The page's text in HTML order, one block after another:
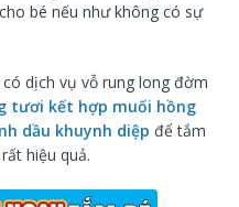
bé nếu như không có sự
dịch vụ vỗ rung long đờm
tươi kết hợp muối hồng
dầu khuynh diệp để tắm
hiệu quả.